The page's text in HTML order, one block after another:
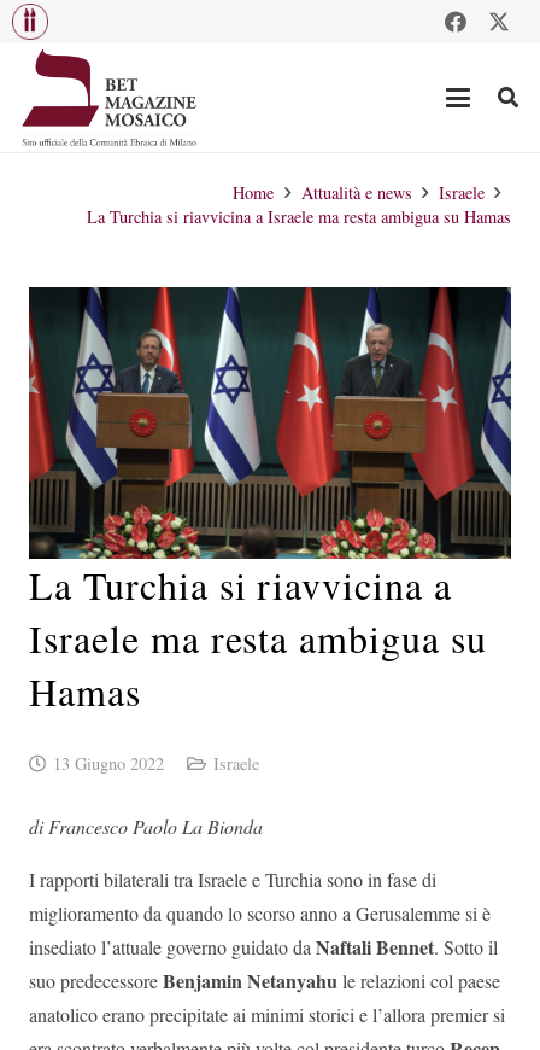
Home Attualità e news
Israele
La Turchia si riavvicina a Israele ma resta ambigua su Hamas
La Turchia si riavvicina a
Israele ma resta ambigua su
Hamas
13 Giugno 2022 Israele
di Francesco Paolo La Bionda
I rapporti bilaterali tra Israele e Turchia sono in fase di
miglioramento da quando lo scorso anno a Gerusalemme si è
insediato l’attuale governo guidato daNaftali Bennet. Sotto il
suo predecessoreBenjamin Netanyahule relazioni col paese
anatolico erano precipitate ai minimi storici e l’allora premier si